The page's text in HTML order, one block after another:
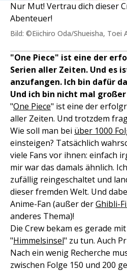
Nur Mut! Vertrau dich dieser
Abenteuer!
Bild: ©Eiichiro Oda/Shueisha, Toei
"One Piece" ist eine der
Serien aller Zeiten. Und es
anzufangen. Ich bin dafür
Und ich bin nicht mal
"One Piece" ist eine der
aller Zeiten. Und trotzdem
Wie soll man bei über 1000
einsteigen? Tatsächlich
viele Fans vor ihnen: einfach
mir war das damals ähnlich.
zufällig reingeschaltet und
dieser fremden Welt. Und
Anime-Fan (außer derGhibli-
anderes Thema)!
Die Crew bekam es gerade
"Himmelsinsel" zu tun. Auch
Nach ein wenig Recherche
zwischen Folge 150 und 200